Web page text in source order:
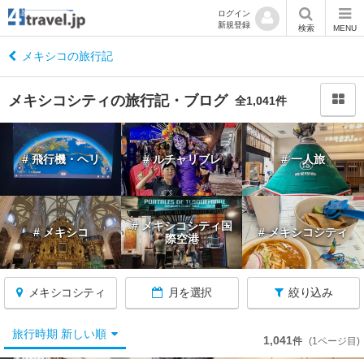
ログイン
新規登録
検索 MENU
メキシコの旅行記
メキシコシティの旅行記・ブログ 全1,041件
# 飛行機・ヘリ # ルチャリブレ # 一人旅
# メキシコ
# メキシコシティ国
際空港
# メキシコシティ
メキシコシティ 月を選択 絞り込み
メ
キ
コ
へ
戻
る
★
旅行時期 新しい順 1,041件 (1ページ目)